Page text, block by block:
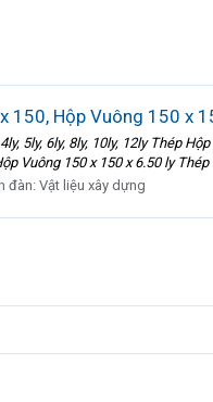
150, Hộp Vuông 150 x
5ly, 6ly, 8ly, 10ly, 12ly Thép
Vuông 150 x 150 x 6.50 ly Thép
đàn:Vật liệu xây dựng